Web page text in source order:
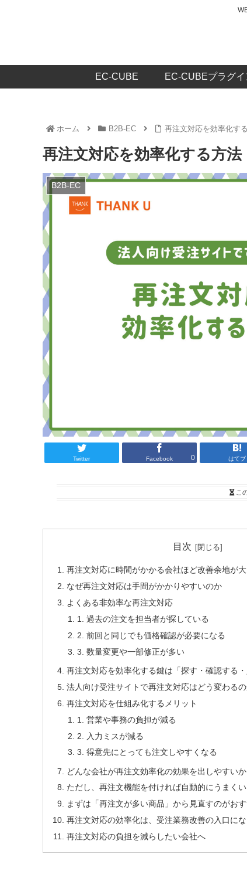
EC-CUBE EC-CUBEプラグイ
ホーム B2B-EC 再注文対応を効率化す
再注文対応を効率化する方
B2B-EC
Twitter Facebook 0 はてブ
こ
目次
再注文対応に時間がかかる会社ほど改善余地が
なぜ再注文対応は手間がかかりやすいのか
よくある非効率な再注文対応
1. 過去の注文を担当者が探している
2. 前回と同じでも価格確認が必要になる
3. 数量変更や一部修正が多い
再注文対応を効率化する鍵は「探す・確認する
法人向け受注サイトで再注文対応はどう変わる
再注文対応を仕組み化するメリット
1. 営業や事務の負担が減る
2. 入力ミスが減る
3. 得意先にとっても注文しやすくなる
どんな会社が再注文効率化の効果を出しやすいか
ただし、再注文機能を付ければ自動的にうまく
まずは「再注文が多い商品」から見直すのがお
再注文対応の効率化は、受注業務改善の入口に
再注文対応の負担を減らしたい会社へ